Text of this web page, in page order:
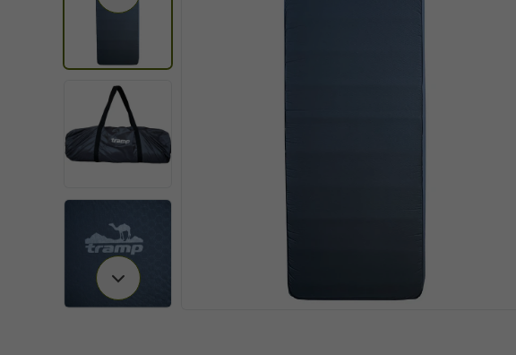
Предыдущий слайд
Следующий слайд